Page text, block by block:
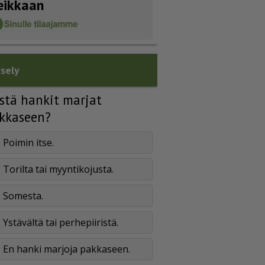
hankit marjat
Poimin itse.
Torilta tai myyntikojusta.
Somesta.
Ystävältä tai perhepiiristä.
En hanki marjoja pakkaseen.